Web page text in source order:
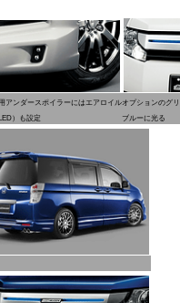
アンダースポイラーにはエアロイル
）も設定
オプションのグ
ブルーに光る